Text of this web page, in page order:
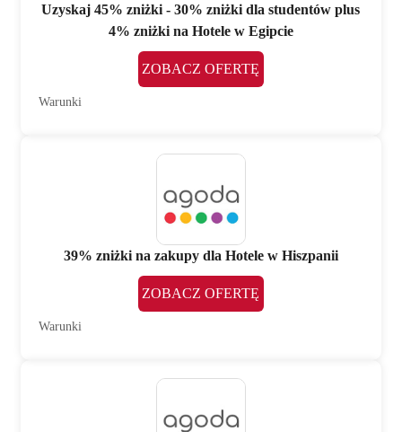
Uzyskaj 45% zniżki - 30% zniżki dla studentów plus
4% zniżki na Hotele w Egipcie
ZOBACZ OFERTĘ
Warunki
39% zniżki na zakupy dla Hotele w Hiszpanii
ZOBACZ OFERTĘ
Warunki